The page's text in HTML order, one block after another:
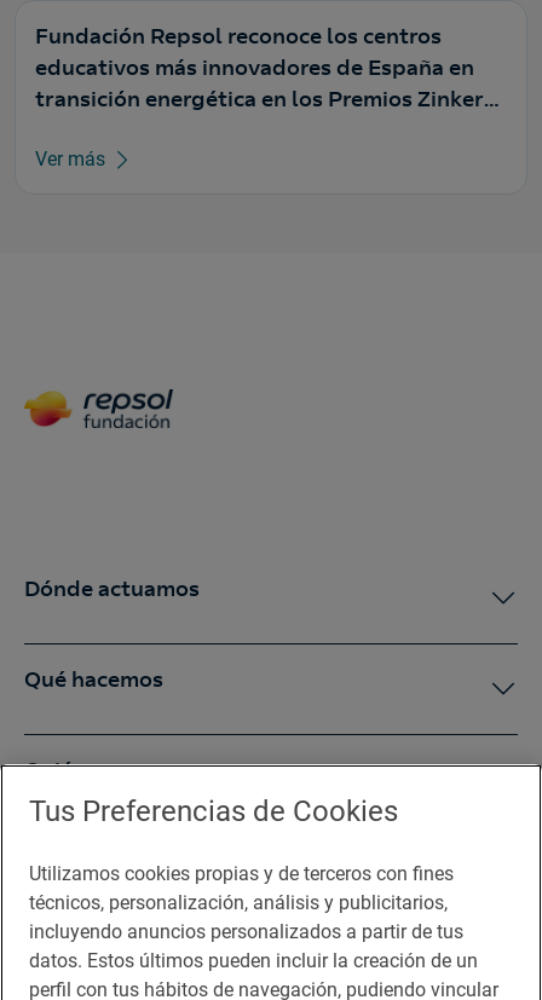
Fundación Repsol reconoce los centros
educativos más innovadores de España en
transición energética en los Premios Zinkers
Ver más
Dónde actuamos
Qué hacemos
Quiénes somos
Sala de prensa
Te puede interesar
Tus Preferencias de Cookies
Utilizamos cookies propias y de terceros con fines
técnicos, personalización, análisis y publicitarios,
incluyendo anuncios personalizados a partir de tus
datos. Estos últimos pueden incluir la creación de un
perfil con tus hábitos de navegación, pudiendo vincular